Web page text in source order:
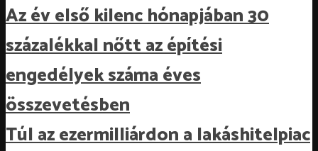
Az év első kilenc hónapjában 30
százalékkal nőtt az építési
engedélyek száma éves
összevetésben
Túl az ezermilliárdon a lakáshitelpiac